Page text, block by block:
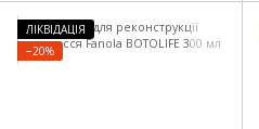
ЛІКВІДАЦІЯ
−20%